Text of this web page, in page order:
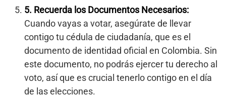
5. Recuerda los Documentos Necesarios:
Cuando vayas a votar, asegúrate de llevar
contigo tu cédula de ciudadanía, que es el
documento de identidad oficial en Colombia. Sin
este documento, no podrás ejercer tu derecho al
voto, así que es crucial tenerlo contigo en el día
de las elecciones.